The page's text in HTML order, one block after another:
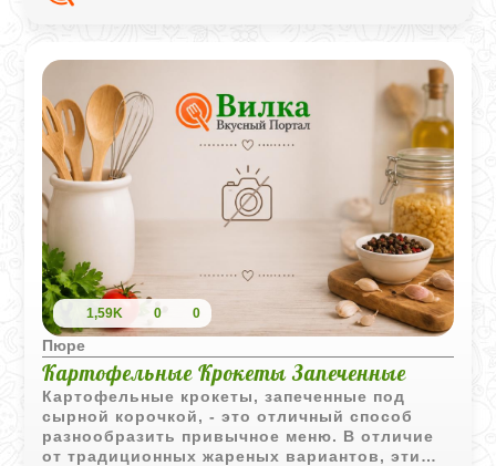
1,59K 0 0
Пюре
Картофельные Крокеты Запеченные
Картофельные крокеты, запеченные под
сырной корочкой, - это отличный способ
разнообразить привычное меню. В отличие
от традиционных жареных вариантов, эти